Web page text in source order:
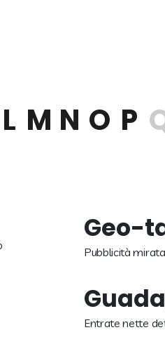
L M N O P
Geo-
Pubblicità
Entrate nette